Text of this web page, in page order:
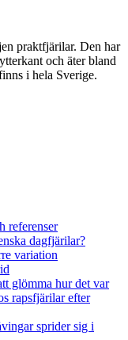
praktfjärilar. Den har
och äter bland
i hela Sverige.
referenser
dagfjärilar?
variation
glömma hur det var
rapsfjärilar efter
sprider sig i